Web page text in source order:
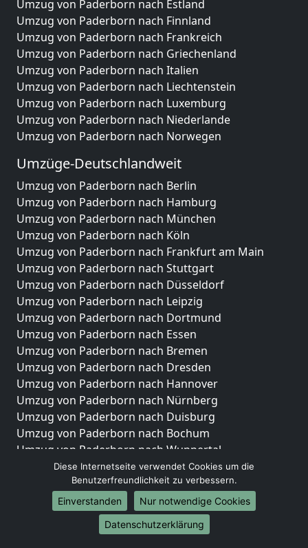
Umzug von Paderborn nach Estland
Umzug von Paderborn nach Finnland
Umzug von Paderborn nach Frankreich
Umzug von Paderborn nach Griechenland
Umzug von Paderborn nach Italien
Umzug von Paderborn nach Liechtenstein
Umzug von Paderborn nach Luxemburg
Umzug von Paderborn nach Niederlande
Umzug von Paderborn nach Norwegen
Umzüge-Deutschlandweit
Umzug von Paderborn nach Berlin
Umzug von Paderborn nach Hamburg
Umzug von Paderborn nach München
Umzug von Paderborn nach Köln
Umzug von Paderborn nach Frankfurt am Main
Umzug von Paderborn nach Stuttgart
Umzug von Paderborn nach Düsseldorf
Umzug von Paderborn nach Leipzig
Umzug von Paderborn nach Dortmund
Umzug von Paderborn nach Essen
Umzug von Paderborn nach Bremen
Umzug von Paderborn nach Dresden
Umzug von Paderborn nach Hannover
Umzug von Paderborn nach Nürnberg
Umzug von Paderborn nach Duisburg
Umzug von Paderborn nach Bochum
Umzug von Paderborn nach Wuppertal
Umzug von Paderborn nach Bielefeld
Umzug von Paderborn nach Bonn
Umzug von Paderborn nach Münster
Internationale-Umzüge
Diese Internetseite verwendet Cookies um die
Benutzerfreundlichkeit zu verbessern.
Einverstanden
Nur notwendige Cookies
Datenschutzerklärung